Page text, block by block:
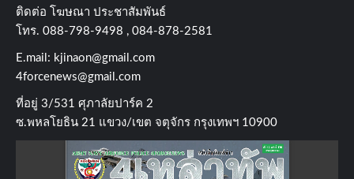
ติดต่อ​ โฆษณา​ ประชาสัมพันธ์
โทร​. 088-798-9498 , 084-878-2581
E.mail: kjinaon@gmail.com
4forcenews@gmail.com
ที่อยู่​ 3/531​ ศุภาลัยปาร์ค​ 2
ซ.พหลโยธิน​ 21​ แขวง/เขต​ จตุจักร​ กรุงเทพฯ 10900